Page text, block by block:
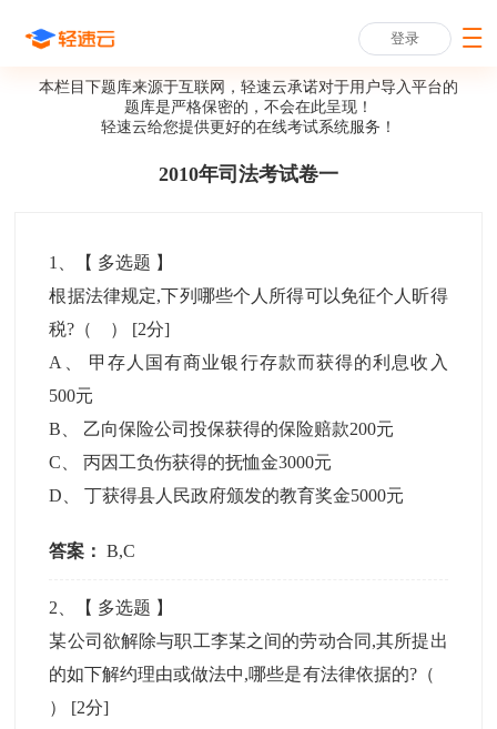
登录
本栏目下题库来源于互联网，轻速云承诺对于用户导入平台的
题库是严格保密的，不会在此呈现！
轻速云给您提供更好的在线考试系统服务！
2010年司法考试卷一
1 、【 多选题 】
根据法律规定,下列哪些个人所得可以免征个人昕得
税?（ ） [2分]
A
甲存人国有商业银行存款而获得的利息收入
500元
B
乙向保险公司投保获得的保险赔款200元
C 、丙因工负伤获得的抚恤金3000元
D 、丁获得县人民政府颁发的教育奖金5000元
答案： B,C
2 、【 多选题 】
某公司欲解除与职工李某之间的劳动合同,其所提出
的如下解约理由或做法中,哪些是有法律依据的?（
） [2分]